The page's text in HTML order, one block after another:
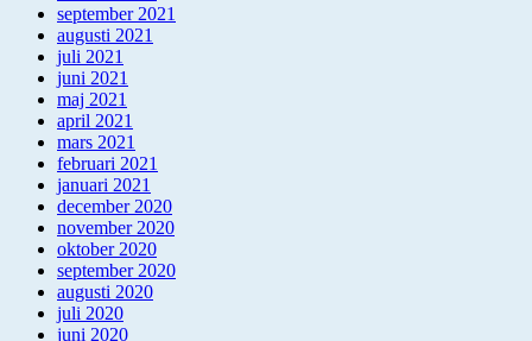
september 2021
augusti 2021
juli 2021
juni 2021
maj 2021
april 2021
mars 2021
februari 2021
januari 2021
december 2020
november 2020
oktober 2020
september 2020
augusti 2020
juli 2020
juni 2020